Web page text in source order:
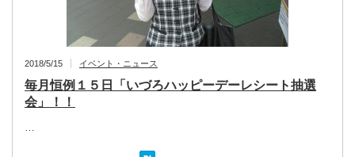
2018/5/15 イベント・ニュース
毎月恒例１５日「いづろハッピーデーレシート抽選
会」！！
…